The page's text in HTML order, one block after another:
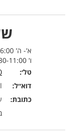
א'- ה' 07:30-16:00
ו' 07:30-11:00
טל׳:
דוא״ל:
כתובת: